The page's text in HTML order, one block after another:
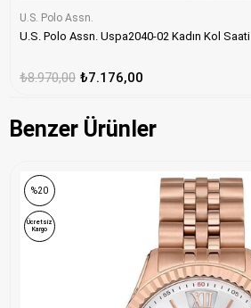
U.S. Polo Assn.
U.S. Polo Assn. Uspa2040-02 Kadın Kol Saati
₺7.176,00
₺8.970,00
Benzer Ürünler
%20
Ücretsiz
Kargo